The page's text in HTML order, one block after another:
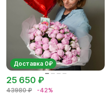
Доставка 0₽
43980 ₽ -42%
25 650 ₽